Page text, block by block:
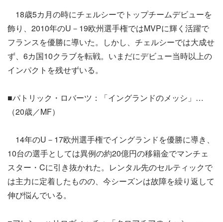
18歳5カ月の時にチェルシーでトップチームデビューを
飾り、2010年のU－19欧州選手権ではMVPに輝く活躍で
フランスを優勝に導いた。しかし、チェルシーでは大成せ
ず、6カ国10クラブを転戦。いまだにデビュー当時以上の
インパクトを残せずいる。
■パトリック・ロバーツ：「イングランドのメッシ」…
（20歳／MF）
14年のU－17欧州選手権でイングランドを優勝に導き、
10台の選手としては異例の約20億円の移籍金でマンチェ
スター・Cに引き抜かれた。レンタル先のセルティックで
は主力に定着したものの、今シーズンは故障を繰り返して
伸び悩んでいる。